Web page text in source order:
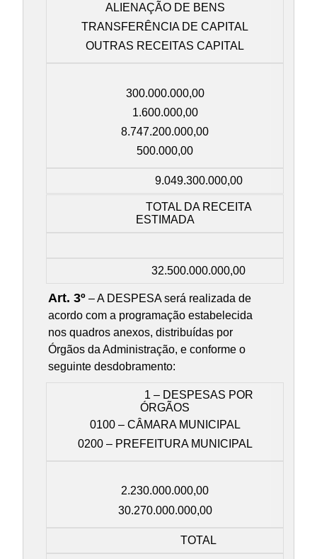
ALIENAÇÃO DE BENS
TRANSFERÊNCIA DE CAPITAL
OUTRAS RECEITAS CAPITAL
300.000.000,00
1.600.000,00
8.747.200.000,00
500.000,00
9.049.300.000,00
TOTAL DA RECEITA
ESTIMADA
32.500.000.000,00
Art. 3º – A DESPESA será realizada de
acordo com a programação estabelecida
nos quadros anexos, distribuídas por
Órgãos da Administração, e conforme o
seguinte desdobramento:
1 – DESPESAS POR
ÓRGÃOS
0100 – CÂMARA MUNICIPAL
0200 – PREFEITURA MUNICIPAL
2.230.000.000,00
30.270.000.000,00
TOTAL